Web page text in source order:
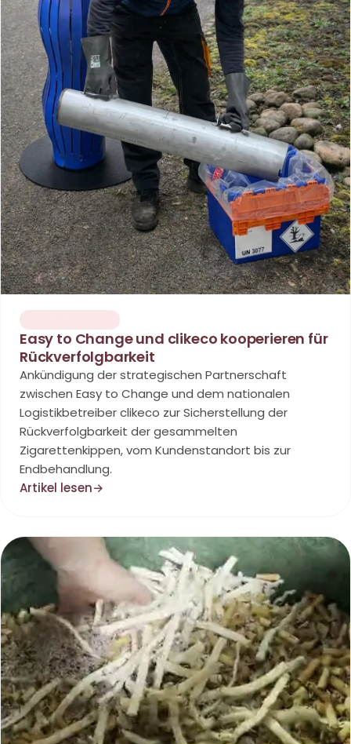
Easy to Change und clikeco kooperieren für
Rückverfolgbarkeit
Ankündigung der strategischen Partnerschaft
zwischen Easy to Change und dem nationalen
Logistikbetreiber clikeco zur Sicherstellung der
Rückverfolgbarkeit der gesammelten
Zigarettenkippen, vom Kundenstandort bis zur
Endbehandlung.
Artikel lesen→